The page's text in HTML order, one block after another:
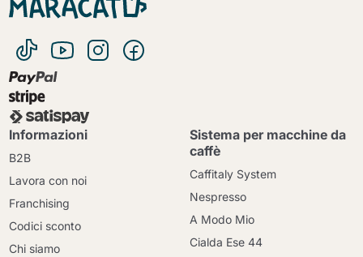
Informazioni
B2B
Lavora con noi
Franchising
Codici sconto
Chi siamo
Sistema per macchine da
caffè
Caffitaly System
Nespresso
A Modo Mio
Cialda Ese 44